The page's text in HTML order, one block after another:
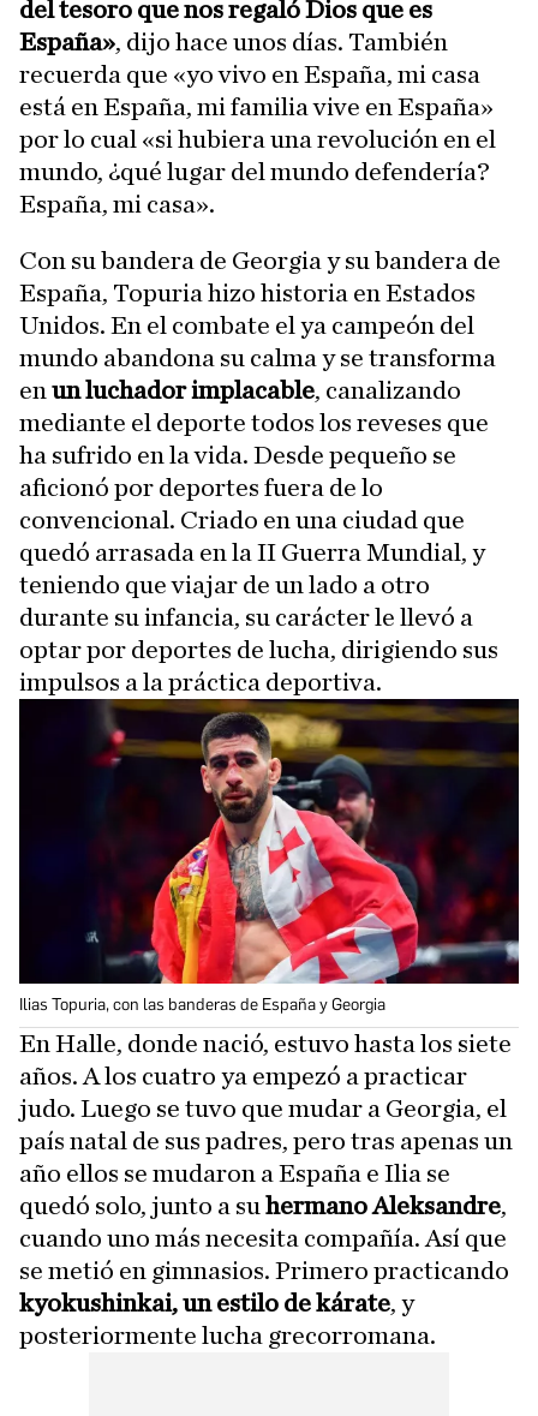
del tesoro que nos regaló Dios que es
España», dijo hace unos días. También
recuerda que «yo vivo en España, mi casa
está en España, mi familia vive en España»
por lo cual «si hubiera una revolución en el
mundo, ¿qué lugar del mundo defendería?
España, mi casa».
Con su bandera de Georgia y su bandera de
España, Topuria hizo historia en Estados
Unidos. En el combate el ya campeón del
mundo abandona su calma y se transforma
en un luchador implacable, canalizando
mediante el deporte todos los reveses que
ha sufrido en la vida. Desde pequeño se
aficionó por deportes fuera de lo
convencional. Criado en una ciudad que
quedó arrasada en la II Guerra Mundial, y
teniendo que viajar de un lado a otro
durante su infancia, su carácter le llevó a
optar por deportes de lucha, dirigiendo sus
impulsos a la práctica deportiva.
Ilias Topuria, con las banderas de España y Georgia
En Halle, donde nació, estuvo hasta los siete
años. A los cuatro ya empezó a practicar
judo. Luego se tuvo que mudar a Georgia, el
país natal de sus padres, pero tras apenas un
año ellos se mudaron a España e Ilia se
quedó solo, junto a su hermano Aleksandre,
cuando uno más necesita compañía. Así que
se metió en gimnasios. Primero practicando
kyokushinkai, un estilo de kárate, y
posteriormente lucha grecorromana.